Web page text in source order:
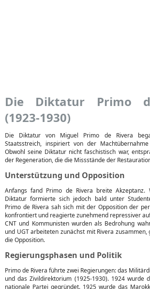
Die Diktatur Primo
(1923-1930)
Die Diktatur von Miguel Primo de Rivera
Staatsstreich, inspiriert von der
Obwohl seine Diktatur nicht faschistisch war,
der Regeneration, die die Missstände der
Unterstützung und Opposition
Anfangs fand Primo de Rivera breite Akzeptanz.
Diktatur formierte sich jedoch bald unter
Primo de Rivera sah sich mit der Opposition der
konfrontiert und reagierte zunehmend repressiver
CNT und Kommunisten wurden als Bedrohung
und UGT arbeiteten zunächst mit Rivera
die Opposition.
Regierungsphasen und Politik
Primo de Rivera führte zwei Regierungen: das
und das Zivildirektorium (1925-1930). 1924 wurde
nationale Partei gegründet. 1925 wurde das